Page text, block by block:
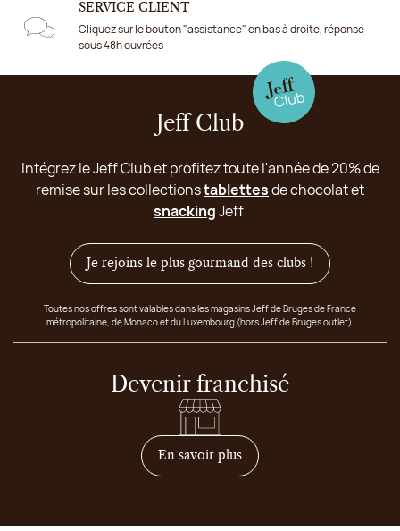
SERVICE CLIENT
Cliquez sur le bouton "assistance" en bas à droite, réponse
sous 48h ouvrées
Jeff Club
Intégrez le Jeff Club et profitez toute l'année de 20% de
remise sur les collectionstablettesde chocolat et
snackingJeff
Je rejoins le plus gourmand des clubs !
Toutes nos offres sont valables dans les magasins Jeff de Bruges de France
métropolitaine, de Monaco et du Luxembourg (hors Jeff de Bruges outlet).
Devenir franchisé
En savoir plussur comment devenir